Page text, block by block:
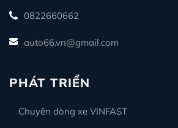
0822660662
auto66.vn@gmail.com
PHÁT TRIỂN
Chuyên dòng xe VINFAST